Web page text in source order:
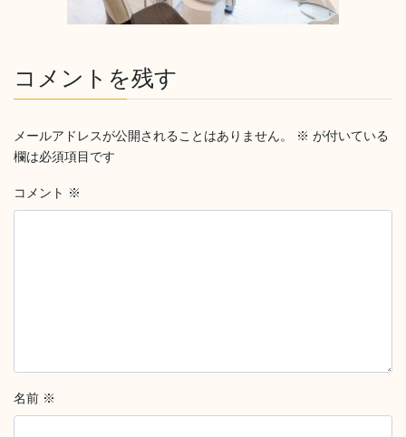
コメントを残す
メールアドレスが公開されることはありません。 ※ が付いている
欄は必須項目です
コメント ※
名前 ※